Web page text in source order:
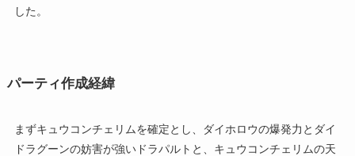
した。
パーティ作成経緯
まずキュウコンチェリムを確定とし、ダイホロウの爆発力とダイ
ドラグーンの妨害が強いドラパルトと、キュウコンチェリムの天